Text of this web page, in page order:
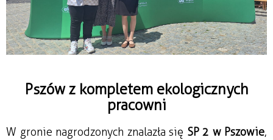
Pszów z kompletem ekologicznych
pracowni
W gronie nagrodzonych znalazła się SP 2 w Pszowie,